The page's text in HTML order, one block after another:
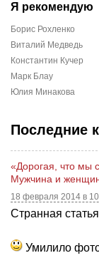
Я рекомендую
Борис Рохленко
Виталий Медведь
Константин Кучер
Марк Блау
Юлия Минакова
Последние
«Дорогая, что мы
Мужчина и
18 февраля 2014 в
Странная
Умилило